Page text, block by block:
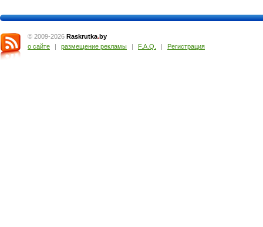
© 2009-2026 Raskrutka.by
о сайте
| размещение рекламы | F.A.Q. | Регистрация